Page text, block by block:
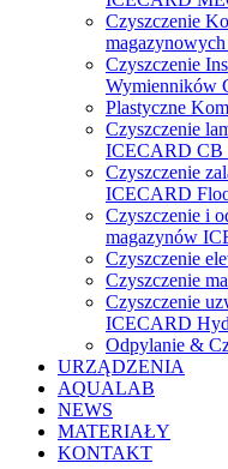
Czyszczenie
Czyszczenie
Wymienników
Plastyczne
Czyszczenie
ICECARD CB
Czyszczenie
ICECARD
Czyszczenie i
magazynów
Czyszczenie
Czyszczenie
Czyszczenie
ICECARD
Odpylanie &
URZĄDZENIA
AQUALAB
NEWS
MATERIAŁY
KONTAKT